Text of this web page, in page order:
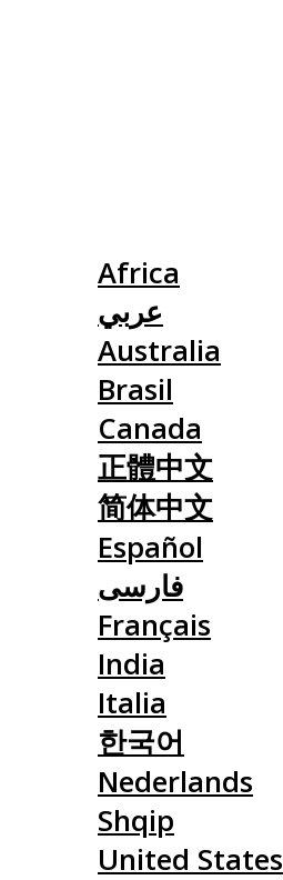
Africa
عربي
Australia
Brasil
Canada
正體中文
简体中文
Español
فارسی
Français
India
Italia
한국어
Nederlands
Shqip
United States